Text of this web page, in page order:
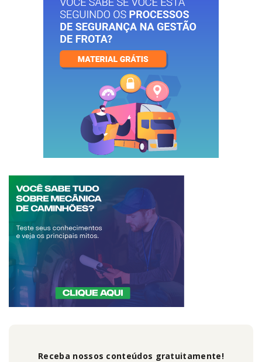
Receba nossos conteúdos gratuitamente!